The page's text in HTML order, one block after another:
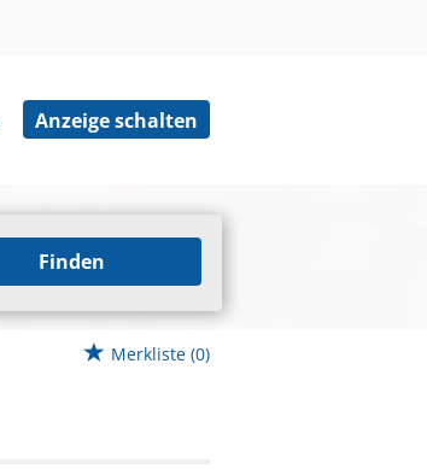
Anzeige schalten
Finden
Merkliste (0)